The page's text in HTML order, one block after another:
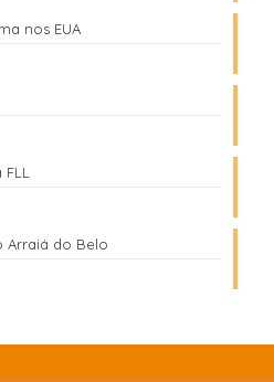
nos EUA
Arraiá do Belo